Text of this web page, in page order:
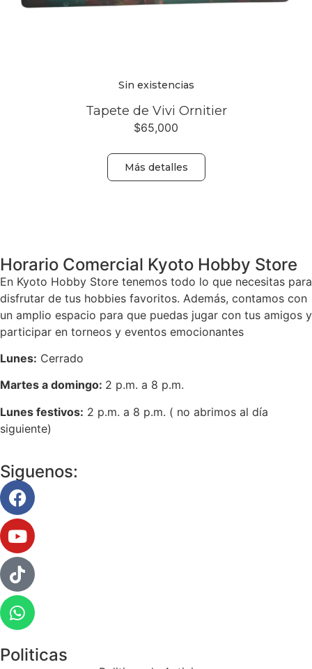
Sin existencias
Tapete de Vivi Ornitier
$65,000
Más detalles
Horario Comercial Kyoto Hobby Store
En Kyoto Hobby Store tenemos todo lo que necesitas para
disfrutar de tus hobbies favoritos. Además, contamos con
un amplio espacio para que puedas jugar con tus amigos y
participar en torneos y eventos emocionantes
Lunes: Cerrado
Martes a domingo: 2 p.m. a 8 p.m.
Lunes festivos: 2 p.m. a 8 p.m. ( no abrimos al día
siguiente)
Siguenos:
Politicas